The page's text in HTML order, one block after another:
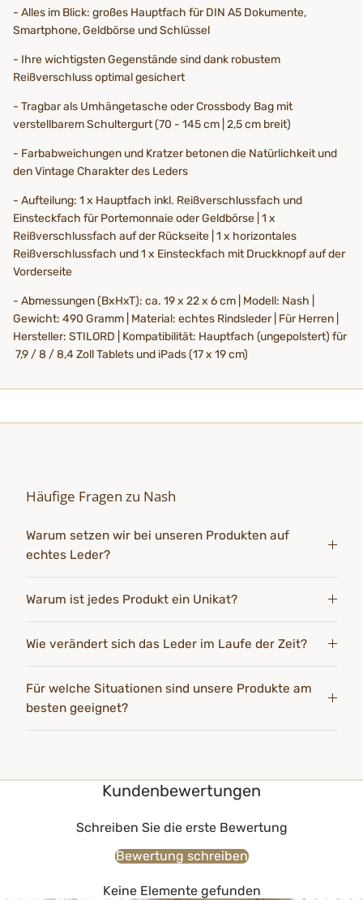
- Alles im Blick: großes Hauptfach für DIN A5 Dokumente,
Smartphone, Geldbörse und Schlüssel
- Ihre wichtigsten Gegenstände sind dank robustem
Reißverschluss optimal gesichert
- Tragbar als Umhängetasche oder Crossbody Bag mit
verstellbarem Schultergurt (70 - 145 cm | 2,5 cm breit)
- Farbabweichungen und Kratzer betonen die Natürlichkeit und
den Vintage Charakter des Leders
- Aufteilung: 1 x Hauptfach inkl. Reißverschlussfach und
Einsteckfach für Portemonnaie oder Geldbörse | 1 x
Reißverschlussfach auf der Rückseite | 1 x horizontales
Reißverschlussfach und 1 x Einsteckfach mit Druckknopf auf der
Vorderseite
- Abmessungen(BxHxT): ca. 19 x 22 x 6 cm | Modell: Nash |
Gewicht: 490 Gramm | Material: echtes Rindsleder | Für Herren |
Hersteller: STILORD | Kompatibilität: Hauptfach (ungepolstert) für
7,9 / 8 / 8,4 Zoll Tablets und iPads (17 x 19 cm)
Häufige Fragen zu Nash
Warum setzen wir bei unseren Produkten auf
echtes Leder?
Warum ist jedes Produkt ein Unikat?
Wie verändert sich das Leder im Laufe der Zeit?
Für welche Situationen sind unsere Produkte am
besten geeignet?
Kundenbewertungen
Schreiben Sie die erste Bewertung
Bewertung schreiben
Keine Elemente gefunden